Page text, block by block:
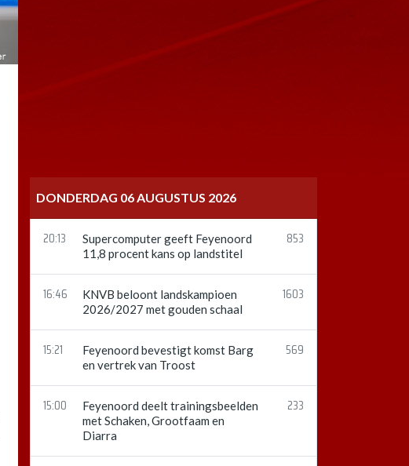
DONDERDAG 06 AUGUSTUS 2026
20:13
Supercomputer geeft Feyenoord
11,8 procent kans op landstitel
853
16:46
KNVB beloont landskampioen
2026/2027 met gouden schaal
1603
15:21
Feyenoord bevestigt komst Barg
en vertrek van Troost
569
15:00
Feyenoord deelt trainingsbeelden
met Schaken, Grootfaam en
Diarra
233